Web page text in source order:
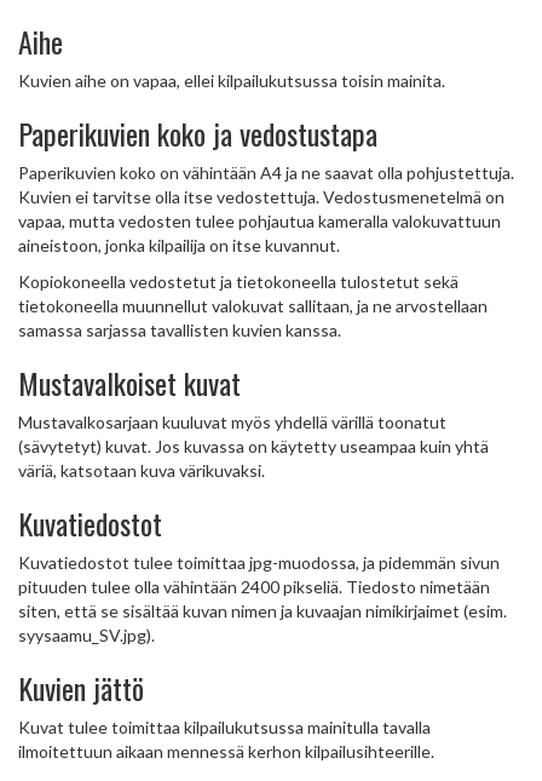
Aihe
Kuvien aihe on vapaa, ellei kilpailukutsussa toisin mainita.
Paperikuvien koko ja vedostustapa
Paperikuvien koko on vähintään A4 ja ne saavat olla pohjustettuja.
Kuvien ei tarvitse olla itse vedostettuja. Vedostusmenetelmä on
vapaa, mutta vedosten tulee pohjautua kameralla valokuvattuun
aineistoon, jonka kilpailija on itse kuvannut.
Kopiokoneella vedostetut ja tietokoneella tulostetut sekä
tietokoneella muunnellut valokuvat sallitaan, ja ne arvostellaan
samassa sarjassa tavallisten kuvien kanssa.
Mustavalkoiset kuvat
Mustavalkosarjaan kuuluvat myös yhdellä värillä toonatut
(sävytetyt) kuvat. Jos kuvassa on käytetty useampaa kuin yhtä
väriä, katsotaan kuva värikuvaksi.
Kuvatiedostot
Kuvatiedostot tulee toimittaa jpg-muodossa, ja pidemmän sivun
pituuden tulee olla vähintään 2400 pikseliä. Tiedosto nimetään
siten, että se sisältää kuvan nimen ja kuvaajan nimikirjaimet (esim.
syysaamu_SV.jpg).
Kuvien jättö
Kuvat tulee toimittaa kilpailukutsussa mainitulla tavalla
ilmoitettuun aikaan mennessä kerhon kilpailusihteerille.